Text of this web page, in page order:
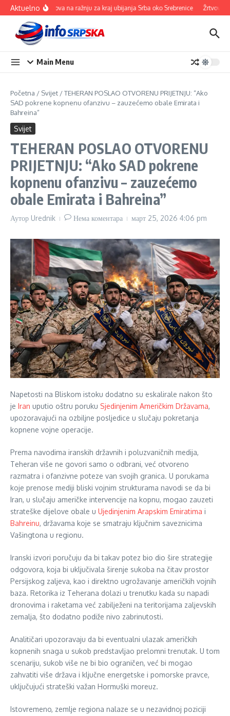
Прескочи на
Aktuelno100 ovnova na ražnju za kraj ubijanja Srba oko Srebrenice Žrtvovali
Main Menu
Početna / Svijet /TEHERAN POSLAO OTVORENU PRIJETNJU: “Ako
SAD pokrene kopnenu ofanzivu – zauzećemo obale Emirata i
Bahreina”
Svijet
TEHERAN POSLAO OTVORENU
PRIJETNJU: “Ako SAD pokrene
kopnenu ofanzivu – zauzećemo
obale Emirata i Bahreina”
Аутор Urednik Нема коментара март 25, 2026 4:06 pm
Napetosti na Bliskom istoku dodatno su eskalirale nakon što
je Iran uputio oštru poruku Sjedinjenim Američkim Državama,
upozoravajući na ozbiljne posljedice u slučaju pokretanja
kopnene vojne operacije.
Prema navodima iranskih državnih i poluzvaničnih medija,
Teheran više ne govori samo o odbrani, već otvoreno
razmatra i ofanzivne poteze van svojih granica. U porukama
koje prenose mediji bliski vojnim strukturama navodi se da bi
Iran, u slučaju američke intervencije na kopnu, mogao zauzeti
strateške dijelove obale u Ujedinjenim Arapskim Emiratima i
Bahreinu, državama koje se smatraju ključnim saveznicima
Vašingtona u regionu.
Iranski izvori poručuju da bi takav potez bio dio šire strategije
odgovora, koja bi uključivala širenje sukoba na čitav prostor
Persijskog zaljeva, kao i direktno ugrožavanje američkih vojnih
baza. Retorika iz Teherana dolazi u trenutku kada su napadi
dronovima i raketama već zabilježeni na teritorijama zaljevskih
zemalja, što dodatno podiže nivo zabrinutosti.
Analitičari upozoravaju da bi eventualni ulazak američkih
kopnenih snaga u sukob predstavljao prelomni trenutak. U tom
scenariju, sukob više ne bi bio ograničen, već bi mogao
zahvatiti više država i ključne energetske i pomorske pravce,
uključujući strateški važan Hormuški moreuz.
Istovremeno, zemlje regiona nalaze se u nezavidnoj poziciji